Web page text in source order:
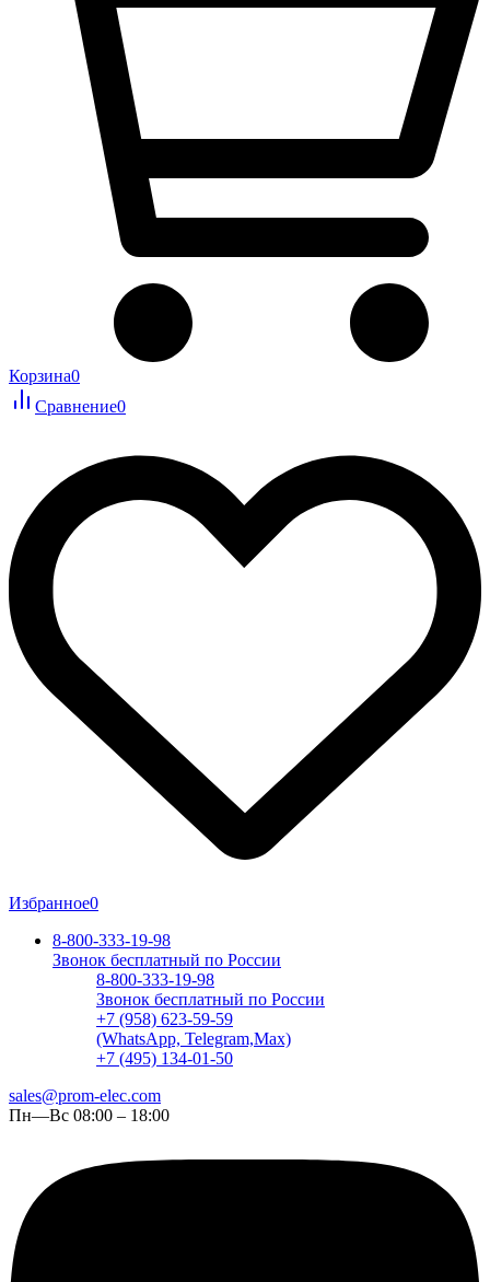
Корзина0
Сравнение0
Избранное0
8-800-333-19-98
Звонок бесплатный по России
8-800-333-19-98
Звонок бесплатный по России
+7 (958) 623-59-59
(WhatsApp, Telegram,Max)
+7 (495) 134-01-50
sales@prom-elec.com
Пн—Вс 08:00 – 18:00